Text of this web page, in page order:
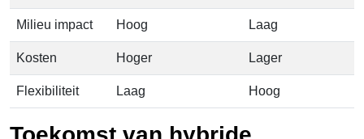
Milieu impact Hoog Laag
Kosten Hoger Lager
Flexibiliteit Laag Hoog